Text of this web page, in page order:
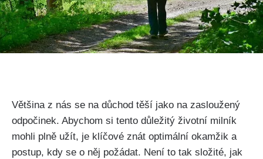
Většina z nás se na důchod těší jako na zasloužený
odpočinek. Abychom si tento důležitý životní milník
mohli plně užít, je klíčové znát optimální okamžik a
postup, kdy se o něj požádat. Není to tak složité, jak